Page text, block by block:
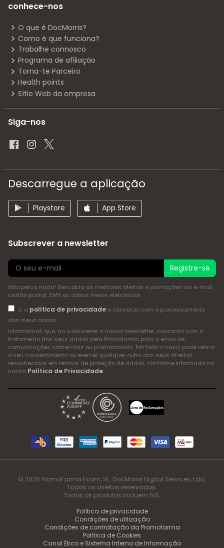
conhece-nos
O que é DocMorris?
Como é que funciona?
Trabalhe connosco
Programa de afiliação
Torna-te Parceiro
Health points
Sítio Web da empresa
Siga-nos
Descarregue a aplicação
Playstore App Store
Subscrever a newsletter
Registre-se
Não perca nada! Descubra as melhores ofertas e promoções via e-mail,
cartão postal, SMS ou outros meios eletrónicos
Li a política de privacidadee concordo com o processamento
dos meus dados
Informamos que, ao subscrever a nossa newsletter, concorda com o
tratamento dos seus dados pela Promofarma para o envio de
comunicações comerciais ou promocionais. Em todo o caso, pode retirar
o seu consentimento ou exercer qualquer outro dos seus direitos
reconhecidos em termos de proteção de dados, conforme informado na
nossa Política de Privacidade.
© 2026 PromoFarma Ecom, SL. DocMorris Digital Services, Lda.
Todos os direitos reservados.
Todos os produtos incluem IVA.
Política de privacidade
Condições de utilização
Condições de contratação da Promofarma
Política de Cookies
Canal Ético e Sistema Interno de Informação